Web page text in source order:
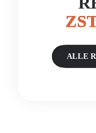
ALLE